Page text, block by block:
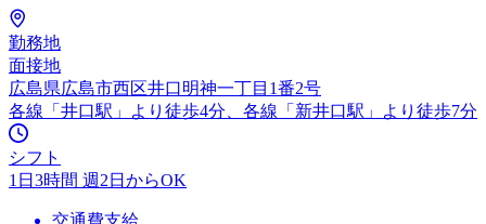
勤務地
面接地
広島県広島市西区井口明神一丁目1番2号
各線「井口駅」より徒歩4分、各線「新井口駅」より徒歩7分
シフト
1日3時間 週2日からOK
交通費支給